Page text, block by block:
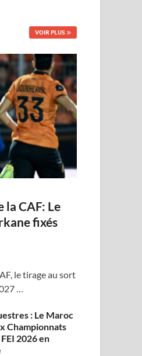
VOIR PLUS
la CAF: Le
fixés
le tirage au sort
…
: Le Maroc
Championnats
2026 en